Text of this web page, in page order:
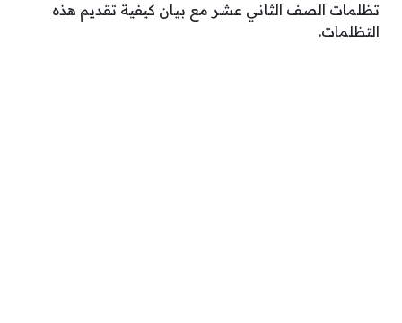
تظلمات الصف الثاني عشر مع بيان كيفية تقديم هذه
التظلمات.